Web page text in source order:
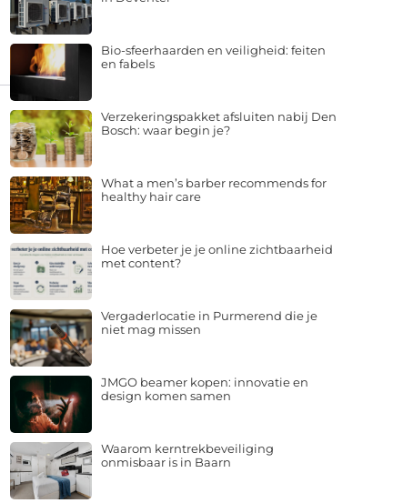
Bio-sfeerhaarden en veiligheid: feiten
en fabels
Verzekeringspakket afsluiten nabij Den
Bosch: waar begin je?
What a men’s barber recommends for
healthy hair care
Hoe verbeter je je online zichtbaarheid
met content?
Vergaderlocatie in Purmerend die je
niet mag missen
JMGO beamer kopen: innovatie en
design komen samen
Waarom kerntrekbeveiliging
onmisbaar is in Baarn